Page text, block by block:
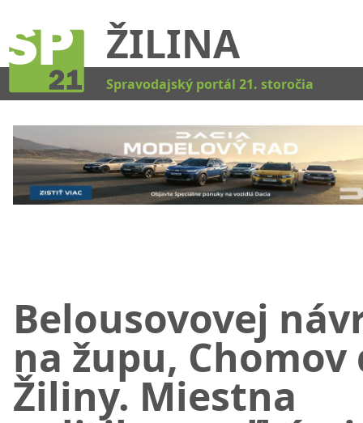
ŽILINA
Spravodajský portál 21. storočia
Belousovovej
na župu, Chomov
Žiliny. Miestna